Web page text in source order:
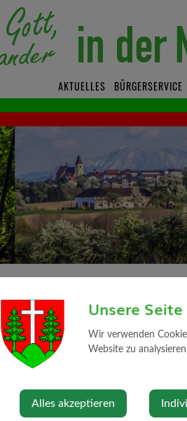
AKTUELLES BÜRGERSERVICE
Raumpflege
Person
Stocker Anita
Unsere
Wir verwenden
Website zu
Alles akzeptieren